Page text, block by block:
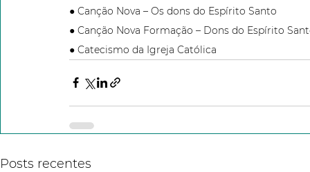
● Canção Nova – Os dons do Espírito Santo
● Canção Nova Formação – Dons do Espírito
● Catecismo da Igreja Católica
Posts recentes